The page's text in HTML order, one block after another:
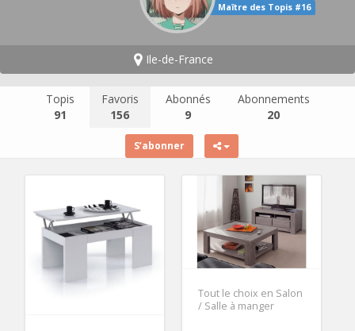
Maître des Topis #16
Ile-de-France
Topis
91
Favoris
156
Abonnés
9
Abonnements
20
S’abonner
Tout le choix en Salon
/ Salle à manger